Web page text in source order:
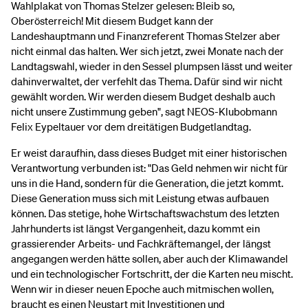
Wahlplakat von Thomas Stelzer gelesen: Bleib so,
Oberösterreich! Mit diesem Budget kann der
Landeshauptmann und Finanzreferent Thomas Stelzer aber
nicht einmal das halten. Wer sich jetzt, zwei Monate nach der
Landtagswahl, wieder in den Sessel plumpsen lässt und weiter
dahinverwaltet, der verfehlt das Thema. Dafür sind wir nicht
gewählt worden. Wir werden diesem Budget deshalb auch
nicht unsere Zustimmung geben", sagt NEOS-Klubobmann
Felix Eypeltauer vor dem dreitätigen Budgetlandtag.
Er weist daraufhin, dass dieses Budget mit einer historischen
Verantwortung verbunden ist: "Das Geld nehmen wir nicht für
uns in die Hand, sondern für die Generation, die jetzt kommt.
Diese Generation muss sich mit Leistung etwas aufbauen
können. Das stetige, hohe Wirtschaftswachstum des letzten
Jahrhunderts ist längst Vergangenheit, dazu kommt ein
grassierender Arbeits- und Fachkräftemangel, der längst
angegangen werden hätte sollen, aber auch der Klimawandel
und ein technologischer Fortschritt, der die Karten neu mischt.
Wenn wir in dieser neuen Epoche auch mitmischen wollen,
braucht es einen Neustart mit Investitionen und